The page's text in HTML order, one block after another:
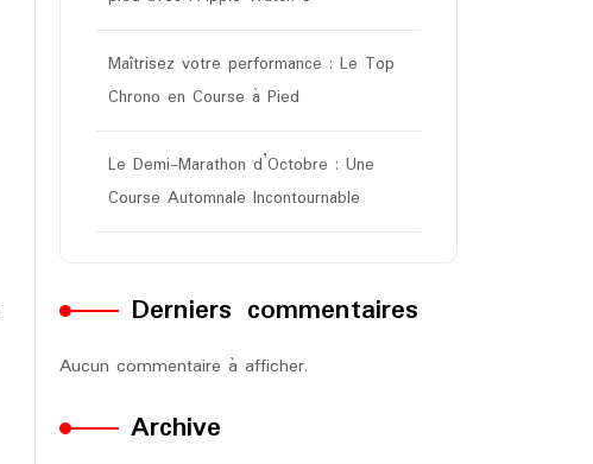
Maîtrisez votre performance : Le Top
Chrono en Course à Pied
Le Demi-Marathon d’Octobre : Une
Course Automnale Incontournable
Derniers commentaires
Aucun commentaire à afficher.
Archive